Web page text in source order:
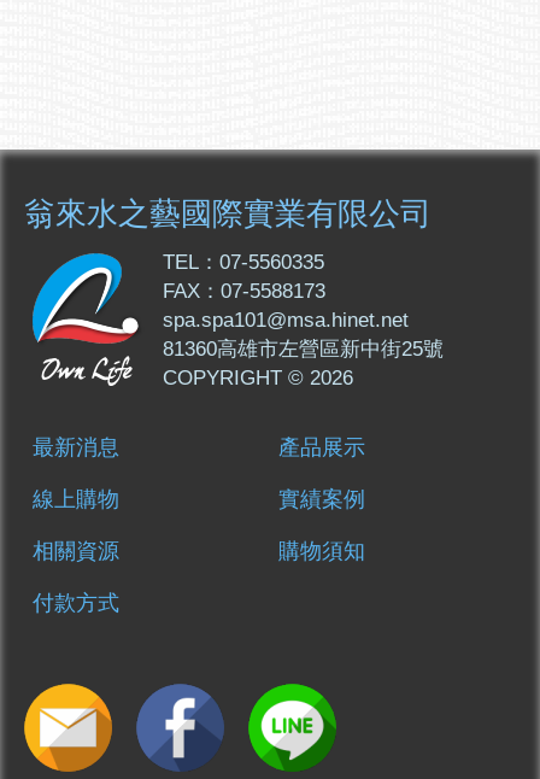
翁來水之藝國際實業有限公司
TEL：07-5560335
FAX：07-5588173
spa.spa101@msa.hinet.net
81360高雄市左營區新中街25號
COPYRIGHT © 2026
最新消息 產品展示
線上購物 實績案例
相關資源 購物須知
付款方式